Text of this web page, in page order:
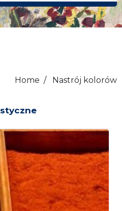
Home / Nastrój kolorów